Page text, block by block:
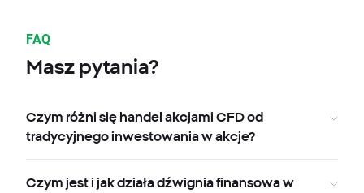
FAQ
Masz pytania?
Czym różni się handel akcjami CFD od
tradycyjnego inwestowania w akcje?
Czym jest i jak działa dźwignia finansowa w